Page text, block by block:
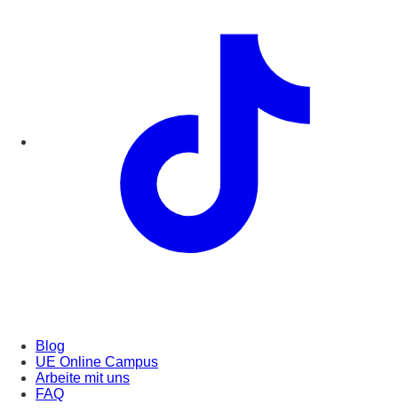
Blog
UE Online Campus
Arbeite mit uns
FAQ